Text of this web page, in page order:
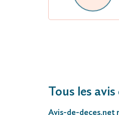
Tous les avis
Avis-de-deces.net